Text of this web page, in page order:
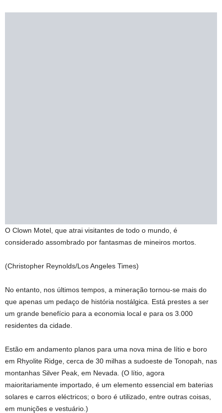
O Clown Motel, que atrai visitantes de todo o mundo, é
considerado assombrado por fantasmas de mineiros mortos.
(Christopher Reynolds/Los Angeles Times)
No entanto, nos últimos tempos, a mineração tornou-se mais do
que apenas um pedaço de história nostálgica. Está prestes a ser
um grande benefício para a economia local e para os 3.000
residentes da cidade.
Estão em andamento planos para uma nova mina de lítio e boro
em Rhyolite Ridge, cerca de 30 milhas a sudoeste de Tonopah, nas
montanhas Silver Peak, em Nevada. (O lítio, agora
maioritariamente importado, é um elemento essencial em baterias
solares e carros eléctricos; o boro é utilizado, entre outras coisas,
em munições e vestuário.)